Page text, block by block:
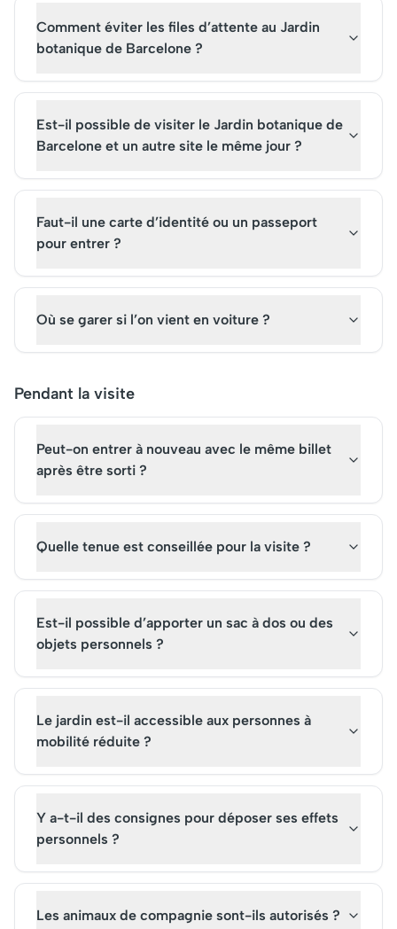
Comment éviter les files d’attente au Jardin
botanique de Barcelone ?
Est-il possible de visiter le Jardin botanique de
Barcelone et un autre site le même jour ?
Faut-il une carte d’identité ou un passeport
pour entrer ?
Où se garer si l’on vient en voiture ?
Pendant la visite
Peut-on entrer à nouveau avec le même billet
après être sorti ?
Quelle tenue est conseillée pour la visite ?
Est-il possible d’apporter un sac à dos ou des
objets personnels ?
Le jardin est-il accessible aux personnes à
mobilité réduite ?
Y a-t-il des consignes pour déposer ses effets
personnels ?
Les animaux de compagnie sont-ils autorisés ?